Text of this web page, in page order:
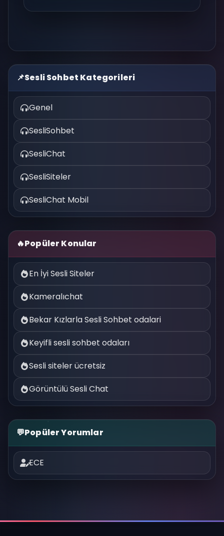
📌Sesli Sohbet Kategorileri
Genel
SesliSohbet
SesliChat
SesliSiteler
SesliChat Mobil
🔥Popüler Konular
En İyi Sesli Siteler
Kameralıchat
Bekar Kızlarla Sesli Sohbet odalari
Keyifli sesli sohbet odaları
Sesli siteler ücretsiz
Görüntülü Sesli Chat
💬Popüler Yorumlar
ECE